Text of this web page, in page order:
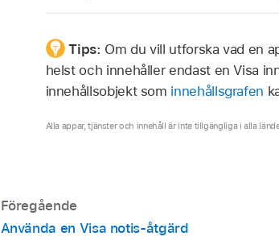
Tips: Om du vill utforska vad en
helst och innehåller endast en Visa
innehållsobjekt som innehållsgrafen
Alla appar, tjänster och innehåll är inte tillgängliga i alla
Föregående
Använda en Visa notis-åtgärd